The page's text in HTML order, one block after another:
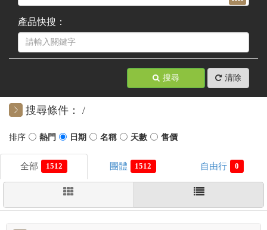
產品快搜：
搜尋 清除
搜尋條件：
1512 1512 0